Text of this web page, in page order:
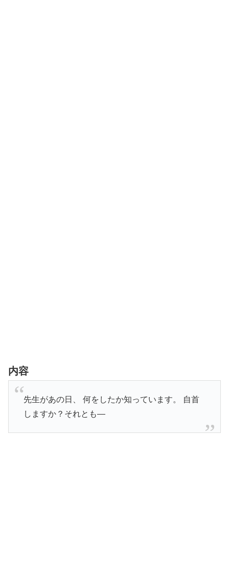
内容
先生があの日、 何をしたか知っています。 自首
しますか？それとも―